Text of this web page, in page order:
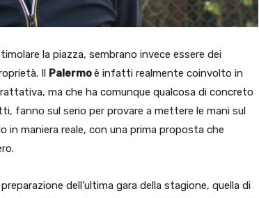
la piazza, sembrano invece essere dei
Il Palermoè infatti realmente coinvolto in
ma che ha comunque qualcosa di concreto
fanno sul serio per provare a mettere le mani sul
in maniera reale, con una prima proposta che
dell’ultima gara della stagione, quella di